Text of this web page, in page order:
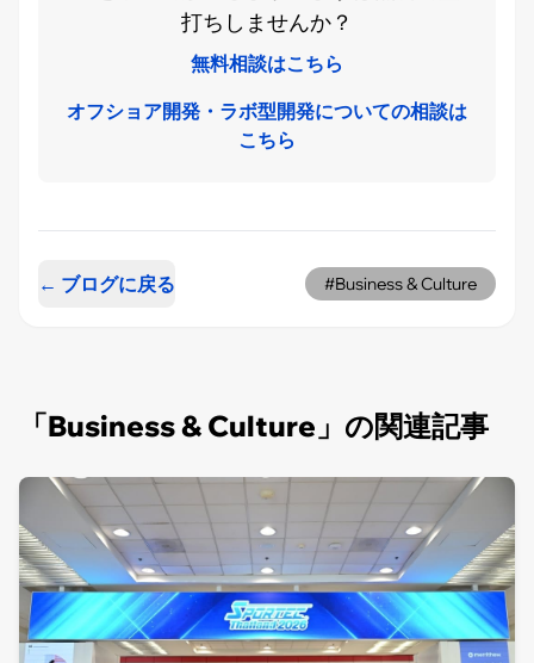
打ちしませんか？
無料相談はこちら
オフショア開発・ラボ型開発についての相談は
こちら
← ブログに戻る #Business & Culture
「Business & Culture」の関連記事